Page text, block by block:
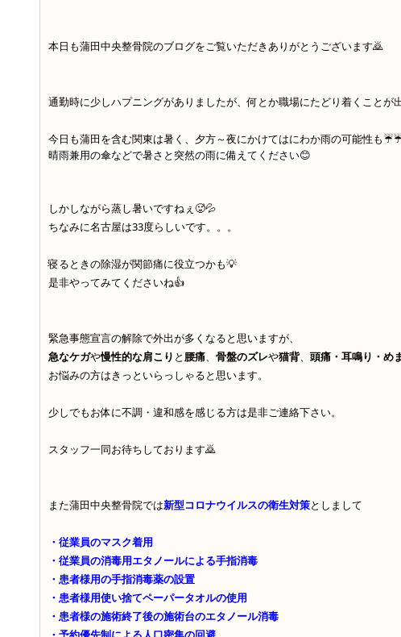
本日も蒲田中央整骨院のブログをご覧いただきありがとうございます🙇
通勤時に少しハプニングがありましたが、何とか職場にたどり着くことが
今日も蒲田を含む関東は暑く、夕方～夜にかけてはにわか雨の可能性も
晴雨兼用の傘などで暑さと突然の雨に備えてください😊
しかしながら蒸し暑いですねぇ🥵💦
ちなみに名古屋は33度らしいです。。。
寝るときの除湿が関節痛に役立つかも💡
是非やってみてくださいね👍
緊急事態宣言の解除で外出が多くなると思いますが、
急なケガや慢性的な肩こり と腰痛、 骨盤のズレや猫背、 頭痛・耳鳴り・め
お悩みの方はきっといらっしゃると思います。
少しでもお体に不調・違和感を感じる方は是非ご連絡下さい。
スタッフ一同お待ちしております🙇
また蒲田中央整骨院では新型コロナウイルスの衛生対策としまして
・従業員のマスク着用
・従業員の消毒用エタノールによる手指消毒
・患者様用の手指消毒薬の設置
・患者様用使い捨てペーパータオルの使用
・患者様の施術終了後の施術台のエタノール消毒